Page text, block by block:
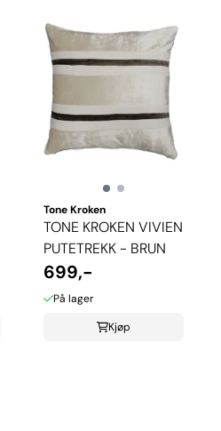
Tone Kroken
TONE KROKEN VIVIEN
PUTETREKK - BRUN
699,-
På lager
Kjøp